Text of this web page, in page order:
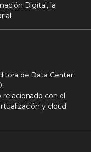
Digital, la
de Data Center
relacionado con el
y cloud